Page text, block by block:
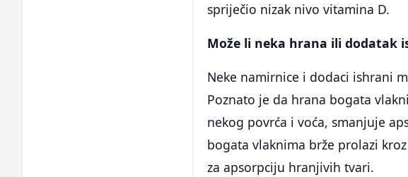
spriječio nizak nivo vitamina D.
Može li neka hrana ili dodatak
Neke namirnice i dodaci ishrani
Poznato je da hrana bogata
nekog povrća i voća, smanjuje
bogata vlaknima brže prolazi
za apsorpciju hranjivih tvari.